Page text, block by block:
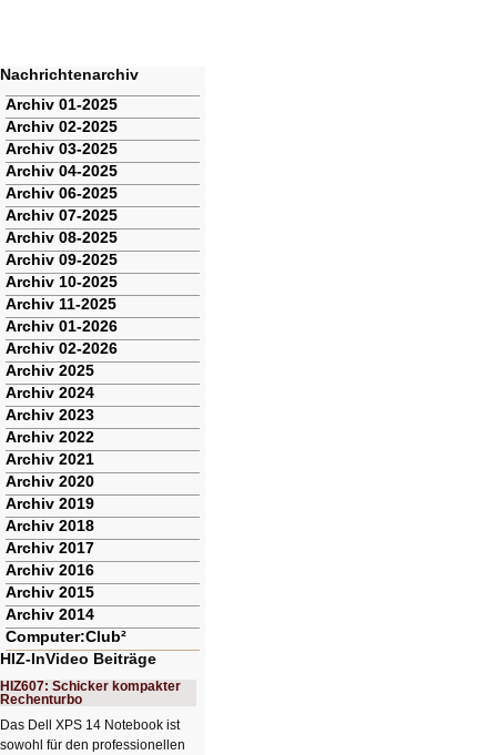
Nachrichtenarchiv
Navigation
überspringen
Archiv 01-2025
Archiv 02-2025
Archiv 03-2025
Archiv 04-2025
Archiv 06-2025
Archiv 07-2025
Archiv 08-2025
Archiv 09-2025
Archiv 10-2025
Archiv 11-2025
Archiv 01-2026
Archiv 02-2026
Archiv 2025
Archiv 2024
Archiv 2023
Archiv 2022
Archiv 2021
Archiv 2020
Archiv 2019
Archiv 2018
Archiv 2017
Archiv 2016
Archiv 2015
Archiv 2014
Computer:Club²
HIZ-InVideo Beiträge
HIZ607: Schicker kompakter
Rechenturbo
Das Dell XPS 14 Notebook ist
sowohl für den professionellen